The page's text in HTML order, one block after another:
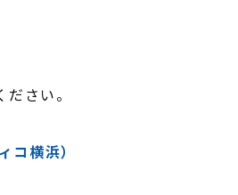
さい。
横浜）